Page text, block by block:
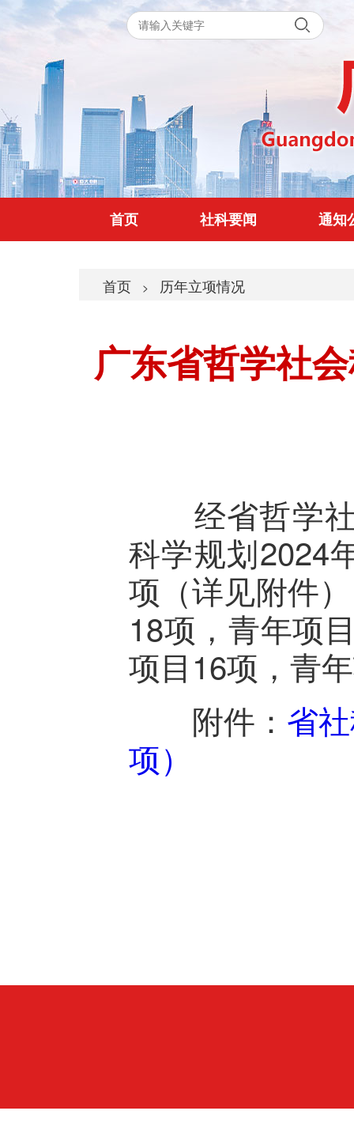
首页 社科要闻 通知
首页 > 历年立项情况
广东省哲学社
经省哲学社
科学规划2024
项（详见附件
18项，青年项
项目16项，青
附件： 省
项）